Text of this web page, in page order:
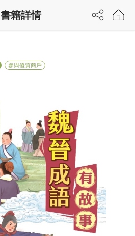
參與優質商戶
書籍詳情